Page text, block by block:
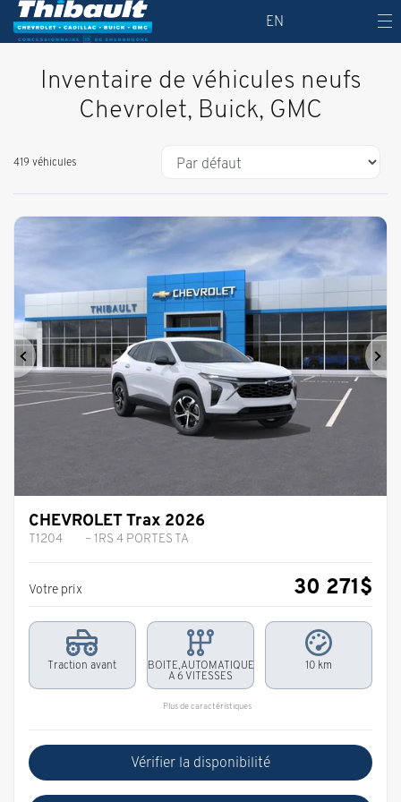
EN
Inventaire de véhicules neufs
Chevrolet, Buick, GMC
419 véhicules
Précédent
CHEVROLET Trax 2026
T1204 – 1RS 4 PORTES TA
Votre prix 30 271$
Traction avant
BOITE,AUTOMATIQUE
A 6 VITESSES
10 km
Plus de caractéristiques
Vérifier la disponibilité